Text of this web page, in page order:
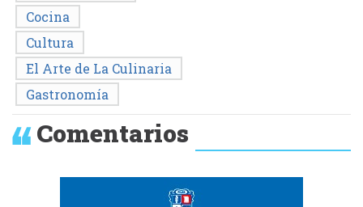
Cocina
Cultura
El Arte de La Culinaria
Gastronomía
Comentarios